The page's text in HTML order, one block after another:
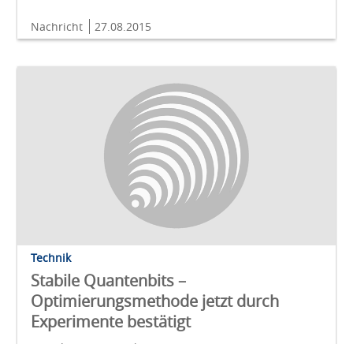
Nachricht 27.08.2015
Technik
Stabile Quantenbits –
Optimierungsmethode jetzt durch
Experimente bestätigt